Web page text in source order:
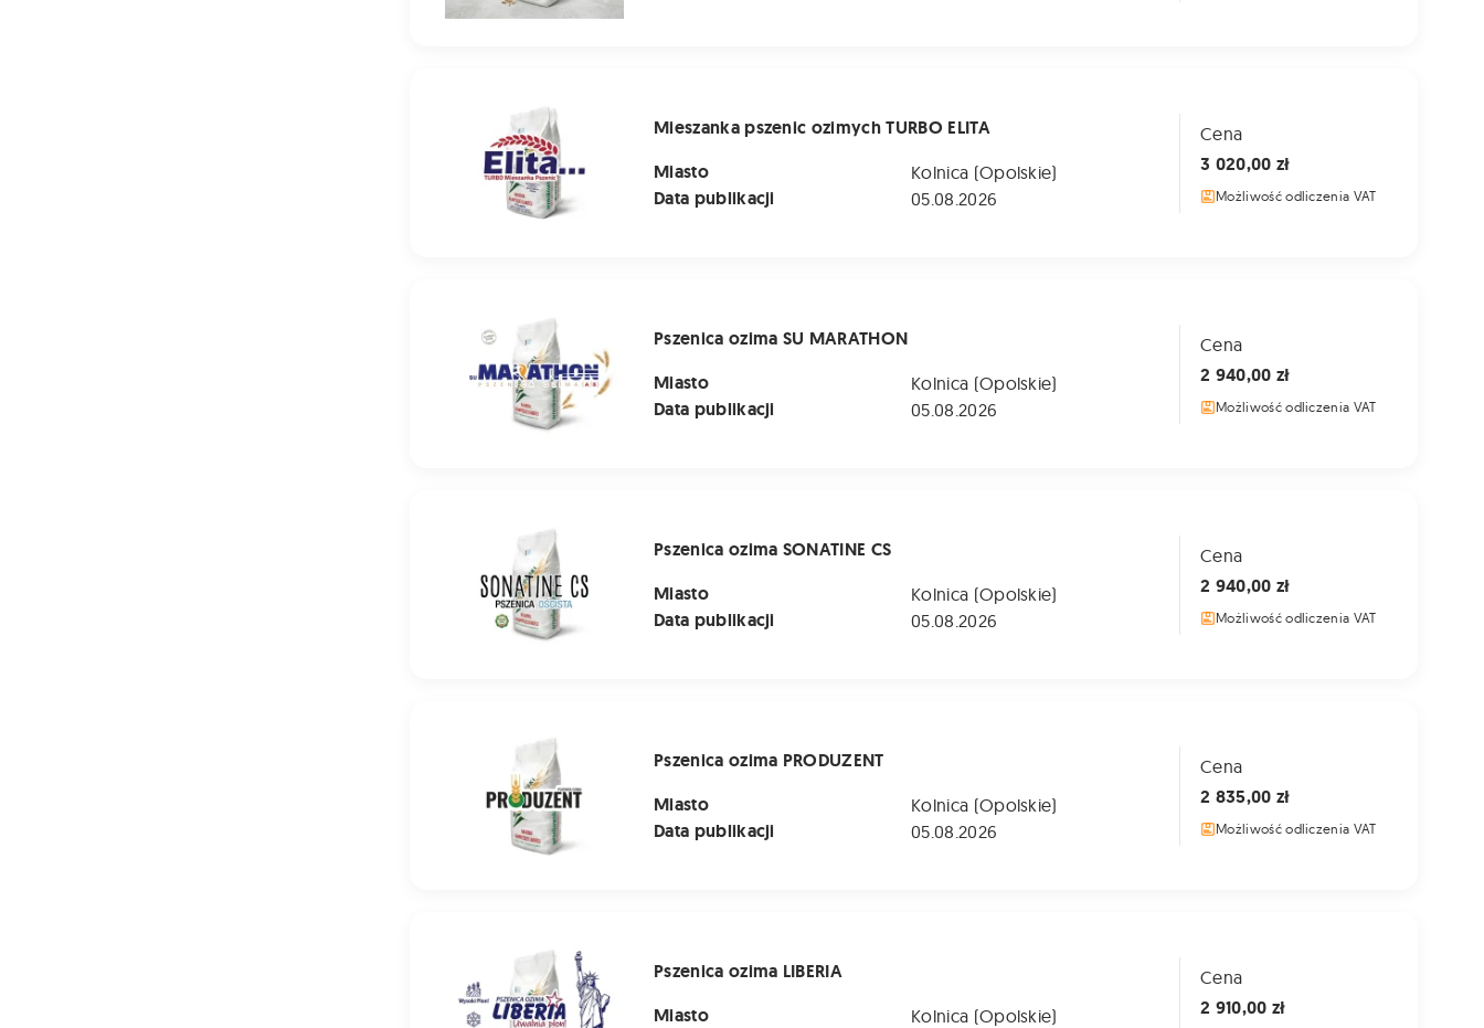
Mieszanka pszenic ozimych TURBO ELITA
Miasto
Kolnica (Opolskie)
Data publikacji 05.08.2026
Cena
3 020,00 zł
Możliwość odliczenia VAT
Pszenica ozima SU MARATHON
Miasto
Kolnica (Opolskie)
Data publikacji 05.08.2026
Cena
2 940,00 zł
Możliwość odliczenia VAT
Pszenica ozima SONATINE CS
Miasto
Kolnica (Opolskie)
Data publikacji 05.08.2026
Cena
2 940,00 zł
Możliwość odliczenia VAT
Pszenica ozima PRODUZENT
Miasto
Kolnica (Opolskie)
Data publikacji 05.08.2026
Cena
2 835,00 zł
Możliwość odliczenia VAT
Pszenica ozima LIBERIA
Miasto
Kolnica (Opolskie)
Cena
2 910,00 zł